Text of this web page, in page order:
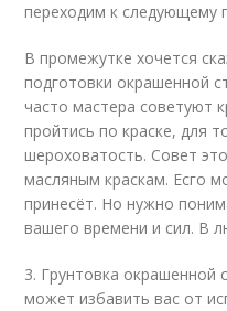
переходим к следующему
В промежутке хочется
подготовки окрашенной
часто мастера советуют
пройтись по краске, для
шероховатость. Совет
масляным краскам. Есго
принесёт. Но нужно
вашего времени и сил. В
3. Грунтовка окрашенной
может избавить вас от